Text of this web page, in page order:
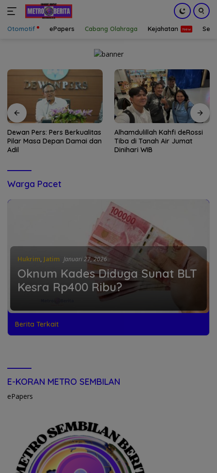
Otomotif ePapers Cabang Olahraga Kejahatan
Dewan Pers: Pers Berkualitas
Pilar Masa Depan Damai dan
Adil
Alhamdulillah Kahfi deRossi
Tiba di Tanah Air Jumat
Dinihari WIB
Warga Pacet
Hukrim Jatim Januari 27, 2026
Oknum Kades Diduga Sunat BLT
Kesra Rp400 Ribu?
Berita Terkait
E-KORAN METRO SEMBILAN
ePapers